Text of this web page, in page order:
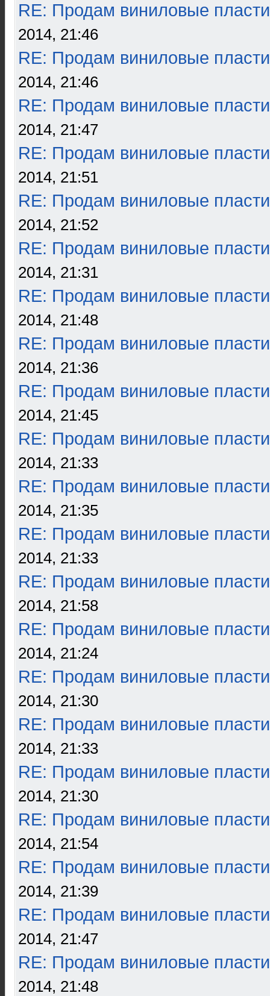
RE: Продам виниловые
2014, 21:46
RE: Продам виниловые
2014, 21:46
RE: Продам виниловые
2014, 21:47
RE: Продам виниловые
2014, 21:51
RE: Продам виниловые
2014, 21:52
RE: Продам виниловые
2014, 21:31
RE: Продам виниловые
2014, 21:48
RE: Продам виниловые
2014, 21:36
RE: Продам виниловые
2014, 21:45
RE: Продам виниловые
2014, 21:33
RE: Продам виниловые
2014, 21:35
RE: Продам виниловые
2014, 21:33
RE: Продам виниловые
2014, 21:58
RE: Продам виниловые
2014, 21:24
RE: Продам виниловые
2014, 21:30
RE: Продам виниловые
2014, 21:33
RE: Продам виниловые
2014, 21:30
RE: Продам виниловые
2014, 21:54
RE: Продам виниловые
2014, 21:39
RE: Продам виниловые
2014, 21:47
RE: Продам виниловые
2014, 21:48